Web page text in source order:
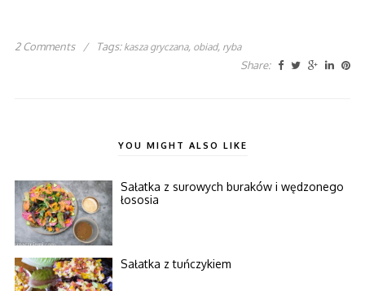
2 Comments / Tags: kasza gryczana, obiad, ryba
Share:
YOU MIGHT ALSO LIKE
Sałatka z surowych buraków i wędzonego
łososia
Sałatka z tuńczykiem